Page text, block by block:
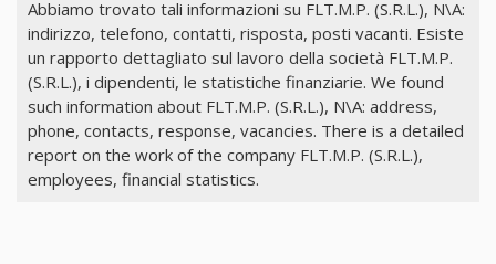
Abbiamo trovato tali informazioni su FLT.M.P. (S.R.L.), N\A:
indirizzo, telefono, contatti, risposta, posti vacanti. Esiste
un rapporto dettagliato sul lavoro della società FLT.M.P.
(S.R.L.), i dipendenti, le statistiche finanziarie. We found
such information about FLT.M.P. (S.R.L.), N\A: address,
phone, contacts, response, vacancies. There is a detailed
report on the work of the company FLT.M.P. (S.R.L.),
employees, financial statistics.